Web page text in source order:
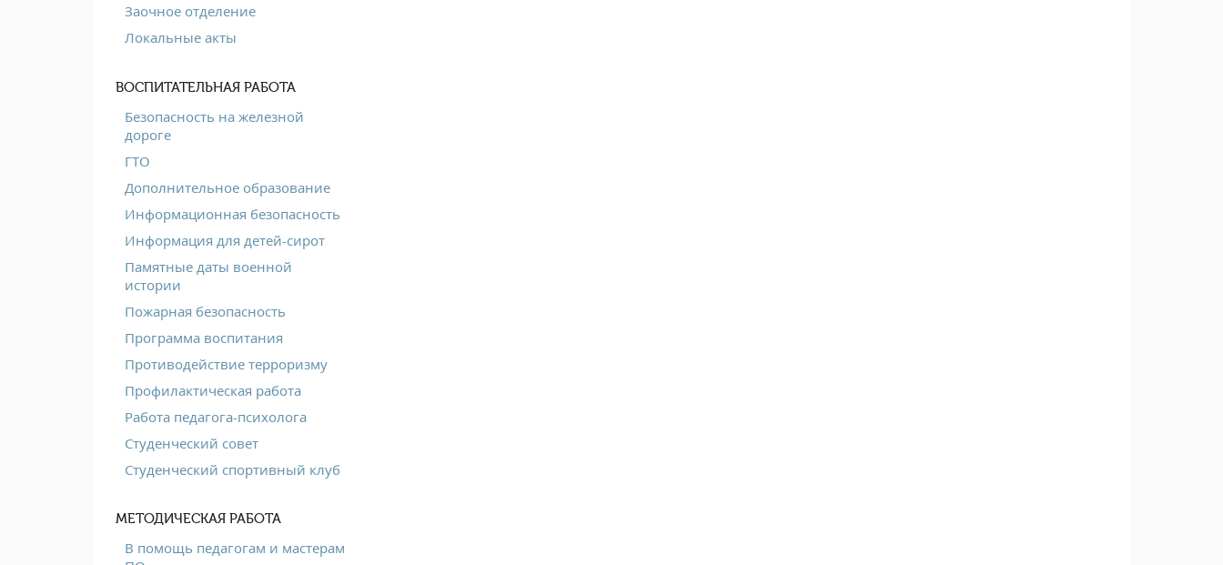
Заочное отделение
Локальные акты
ВОСПИТАТЕЛЬНАЯ РАБОТА
Безопасность на железной
дороге
ГТО
Дополнительное образование
Информационная безопасность
Информация для детей-сирот
Памятные даты военной
истории
Пожарная безопасность
Программа воспитания
Противодействие терроризму
Профилактическая работа
Работа педагога-психолога
Студенческий совет
Студенческий спортивный клуб
МЕТОДИЧЕСКАЯ РАБОТА
В помощь педагогам и мастерам